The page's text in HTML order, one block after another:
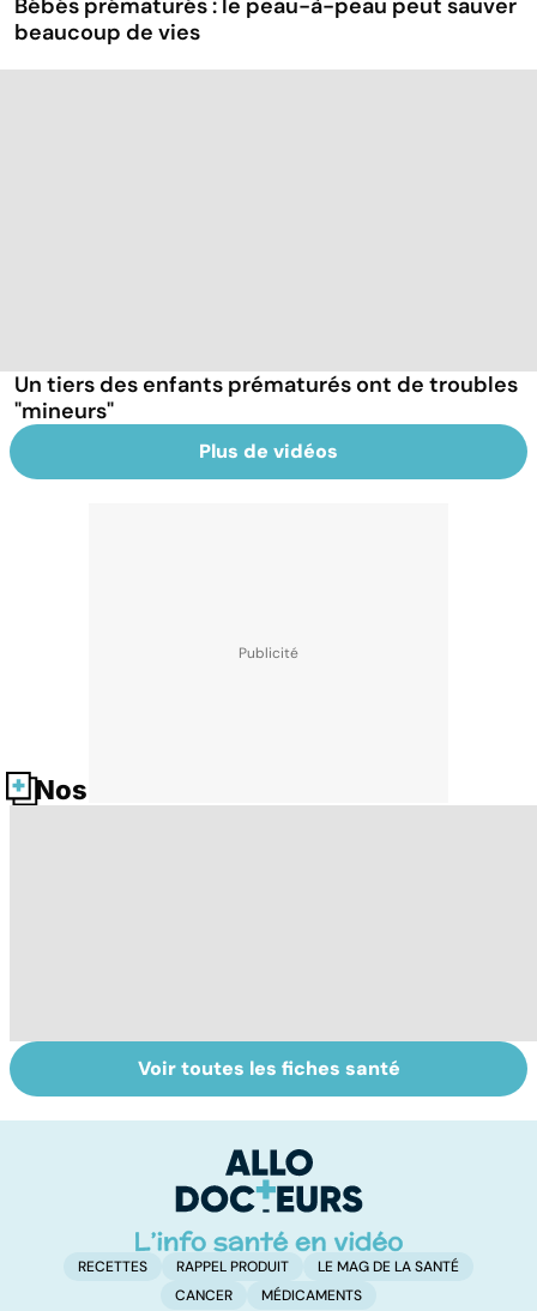
Bébés prématurés : le peau-à-peau peut sauver
beaucoup de vies
Un tiers des enfants prématurés ont de troubles
"mineurs"
Plus de vidéos
Nos fiches santé
Prématurés :
pour un avenir
Néonatologie :
aux petits soins
prématurés
Voir toutes les fiches santé
RECETTES RAPPEL PRODUIT
LE MAG DE LA SANTÉ
CANCER
MÉDICAMENTS